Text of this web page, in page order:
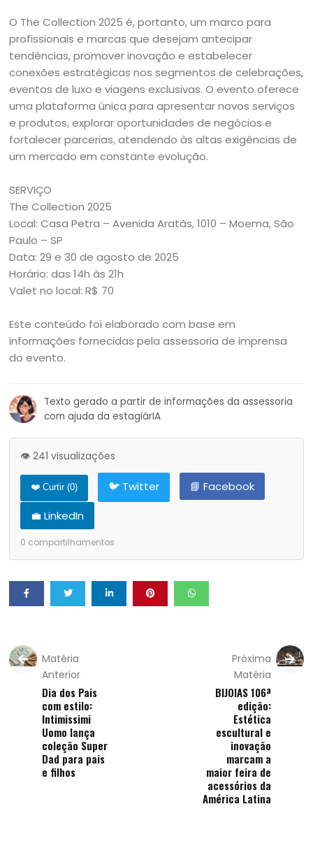
O The Collection 2025 é, portanto, um marco para
profissionais e marcas que desejam antecipar
tendências, promover inovação e estabelecer
conexões estratégicas nos segmentos de celebrações,
eventos de luxo e viagens exclusivas. O evento oferece
uma plataforma única para apresentar novos serviços
e produtos, explorar oportunidades de negócios e
fortalecer parcerias, atendendo às altas exigências de
um mercado em constante evolução.
SERVIÇO
The Collection 2025
Local: Casa Petra – Avenida Aratãs, 1010 – Moema, São
Paulo – SP
Data: 29 e 30 de agosto de 2025
Horário: das 14h às 21h
Valet no local: R$ 70
Este conteúdo foi elaborado com base em
informações fornecidas pela assessoria de imprensa
do evento.
Texto gerado a partir de informações da assessoria
com ajuda da estagiárIA
👁️ 241 visualizações
❤️ Curtir (0) 🐦 Twitter
📘 Facebook
💼 LinkedIn
0 compartilhamentos
Matéria
Anterior
Dia dos Pais
com estilo:
Intimissimi
Uomo lança
coleção Super
Dad para pais
e filhos
Próxima
Matéria
BIJOIAS 106ª
edição:
Estética
escultural e
inovação
marcam a
maior feira de
acessórios da
América Latina